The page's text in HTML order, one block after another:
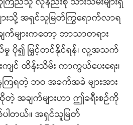
းသို့ အရှင်သူမြတ်ကြွရောက်လာရ
များကတော့ ဘာသာတရား
ယ်မှု ပို၍ မြှင့်တင်နိုင်ရန်၊ လူ့အသက်
င် ထိန်းသိမ်း ကာကွယ်ပေးရေး၊
ြရတဲ့ ဘဝ အခက်အခဲ များအား
တဲ့ အချက်များဟာ ဤခရီးစဉ်ကို
စ်ပါတယ်။ အရှင်သူမြတ်